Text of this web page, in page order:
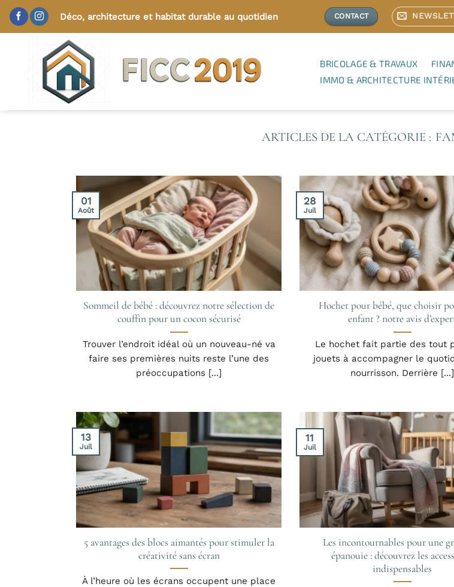
Passer
au
Déco, architecture et habitat durable au quotidien CONTACT
BRICOLAGE & TRAVAUX
IMMO & ARCHITECTURE
Sommeil de bébé : découvrez notre sélection de
couffin pour un cocon sécurisé
Trouver l’endroit idéal où un nouveau-né va
faire ses premières nuits reste l’une des
préoccupations [...]
01
Août
Hochet pour bébé, que choisir
enfant ? notre avis
Le hochet fait partie des tout
jouets à accompagner le
nourrisson. Derrière [...]
28
Juil
5 avantages des blocs aimantés pour stimuler la
créativité sans écran
À l’heure où les écrans occupent une place
13
Juil
Les incontournables pour une
épanouie : découvrez les
indispensables
11
Juil